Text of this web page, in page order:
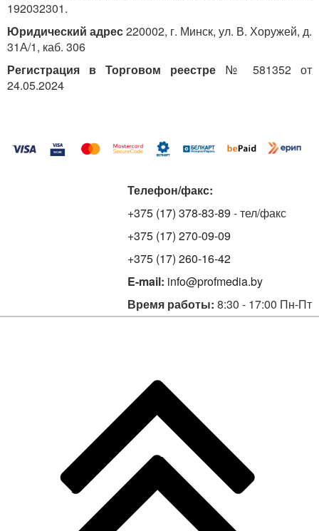
192032301.
Юридический адрес220002, г. Минск, ул. В. Хоружей, д.
31А/1, каб. 306
Регистрация в Торговом реестре № 581352 от
24.05.2024
Телефон/факс:
+375 (17) 378-83-89 - тел/факс
+375 (17) 270-09-09
+375 (17) 260-16-42
E-mail: info@profmedia.by
Время работы: 8:30 - 17:00 Пн-Пт